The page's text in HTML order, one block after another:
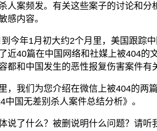
人案频发。有关这些案子的讨论和分
感内容。
今年1月初大约2个月里，美国跟踪
近40篇在中国网络和社媒上被404的
都和中国发生的恶性报复伤害案件有
，我们为您介绍在微信上被404的两
中国无差别杀人案件总结分析》。
说了什么？被删说明什么问题？请听